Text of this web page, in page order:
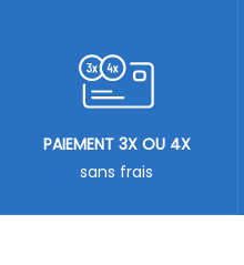
PAIEMENT 3X OU 4X
sans frais